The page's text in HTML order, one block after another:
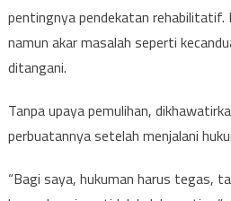
pentingnya pendekatan rehabilitatif.
namun akar masalah seperti
ditangani.
Tanpa upaya pemulihan,
perbuatannya setelah menjalani
“Bagi saya, hukuman harus tegas,